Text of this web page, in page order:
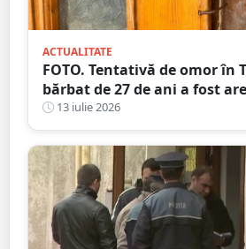
ACTUALITATE
FOTO. Tentativă de omor în
bărbat de 27 de ani a fost
după ce și-ar fi atacat
13 iulie 2026